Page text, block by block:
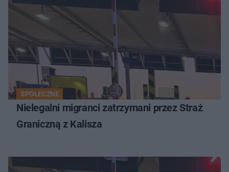
SPOŁECZNE
Nielegalni migranci zatrzymani przez Straż
Graniczną z Kalisza